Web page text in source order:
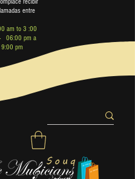
recibir
entre
am to 3 :00
06:00 pm a
9:00 pm